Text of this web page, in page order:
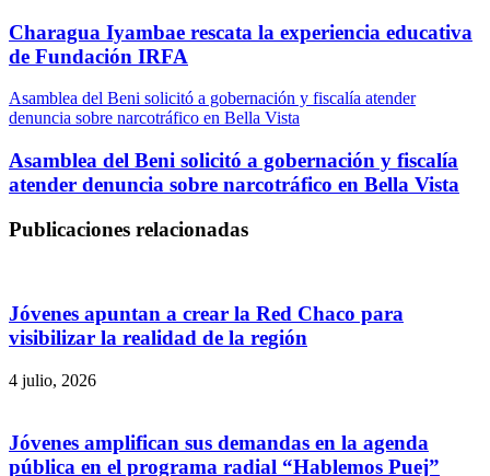
Charagua Iyambae rescata la experiencia educativa
de Fundación IRFA
Asamblea del Beni solicitó a gobernación y fiscalía atender
denuncia sobre narcotráfico en Bella Vista
Asamblea del Beni solicitó a gobernación y fiscalía
atender denuncia sobre narcotráfico en Bella Vista
Publicaciones relacionadas
Jóvenes apuntan a crear la Red Chaco para
visibilizar la realidad de la región
4 julio, 2026
Jóvenes amplifican sus demandas en la agenda
pública en el programa radial “Hablemos Puej”